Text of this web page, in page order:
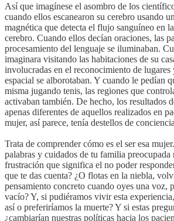
Así que imagínese el asombro de los
cuando ellos escanearon su cerebro usando
magnética que detecta el flujo sanguíneo en
cerebro. Cuando ellos decían oraciones, las
procesamiento del lenguaje se iluminaban.
imaginara visitando las habitaciones de su
involucradas en el reconocimiento de lugares
espacial se alborotaban. Y cuando le pedían
misma jugando tenis, las regiones que
activaban también. De hecho, los resultados
apenas diferentes de aquellos realizados en
mujer, así parece, tenía destellos de
Trata de comprender cómo es el ser esa
palabras y cuidados de tu familia preocupada
frustración que significa el no poder
que te das cuenta? ¿O flotas en la niebla,
pensamiento concreto cuando oyes una voz,
vacío? Y, si pudiéramos vivir esta
así o preferiríamos la muerte? Y si estas
¿cambiarían nuestras políticas hacia los